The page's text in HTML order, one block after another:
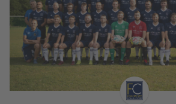
NEUIGKEITEN
SPIELBETRIEB & VERBANDSLEBEN
AUSBILDUNG & FÖRDERUNG